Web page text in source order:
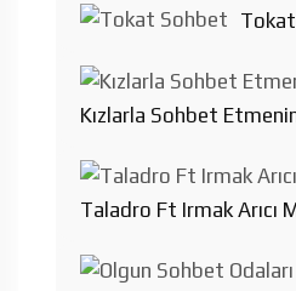
Kızlarla Sohbet
Taladro Ft Irmak Arıcı